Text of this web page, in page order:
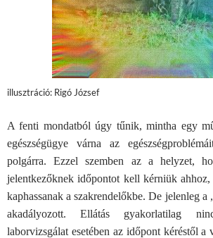
illusztráció: Rigó József
A fenti mondatból úgy tűnik, mintha egy
egészségügye várna az
polgárra. Ezzel szemben az a helyzet,
jelentkezőknek időpontot kell kérniük
kaphassanak a szakrendelőkbe. De jelenleg a
akadályozott. Ellátás gyakorlatilag
laborvizsgálat esetében az időpont kéréstől a